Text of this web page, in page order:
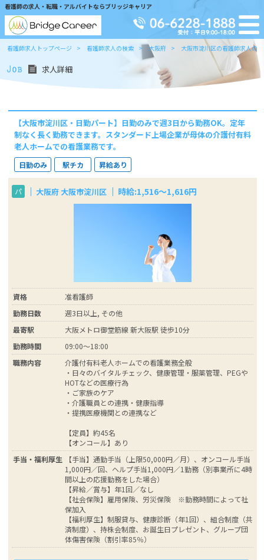
看護師の求人・転職・アルバイトならブリッジキャリア
看護師求人トップページ 看護師求人の検索 大阪府 大阪市淀川区の看護師求人の
求人詳細
【大阪市淀川区・日勤パート】日勤のみで週3日から勤務OK。定年
制なく長く勤務できます。スタンダード上場企業が母体の介護付有料
老人ホームでの看護業務です。
日勤のみ 駅チカ 昇給あり
パ 大阪府 大阪市淀川区 時給:1,516～1,616円
資格
准看護師
勤務日数
週3日以上, その他
最寄駅
大阪メトロ御堂筋線 新大阪駅 徒歩10分
勤務時間
09:00～18:00
職務内容
介護付有料老人ホームでの看護業務全般
・日々のバイタルチェック、健康管理・服薬管理、PEGや
HOTなどの医療行為
・ご家族のケア
・介護職員との連携・健康指導
・提携医療機関との連携など
【定員】約45名
【オンコール】あり
手当・福利厚生
【手当】通勤手当（上限50,000円／月）、オンコール手当
1,000円／回、ヘルプ手当1,000円／1勤務（別事業所に4時
間以上の応援勤務をした場合）
【昇給／賞与】年1回／なし
【社会保険】雇用保険、労災保険 ※勤務時間によって社
保加入
【福利厚生】制服貸与、健康診断（年1回）、組合制度（共
済制度）、持株会制度、お誕生日プレゼント、グループ団
体傷害保険（割引率85％）